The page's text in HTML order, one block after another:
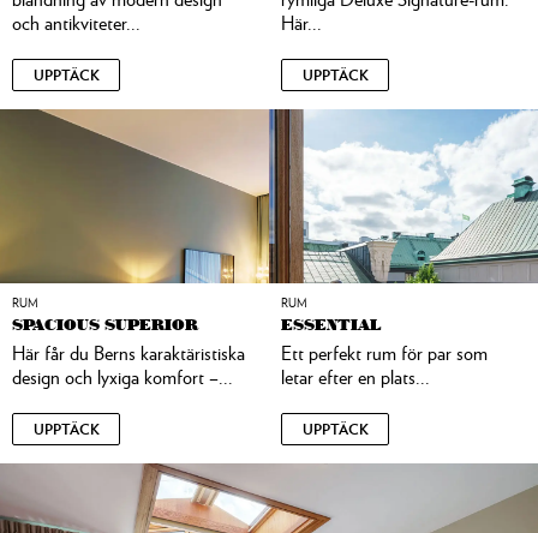
och antikviteter...
UPPTÄCK
Här...
UPPTÄCK
RUM
SPACIOUS SUPERIOR
Här får du Berns karaktäristiska
design och lyxiga komfort –...
UPPTÄCK
RUM
ESSENTIAL
Ett perfekt rum för par som
letar efter en plats...
UPPTÄCK